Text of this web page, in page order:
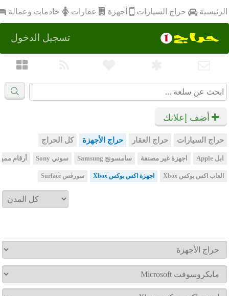
الرئيسية حراج السيارات أجهزة عقارات خادمات وعمالة
تسجيل الدخول
أضف إعلانك
حراج السيارات حراج العقار حراج الأجهزة كل الحراج
ابل Apple اجهزة غير مصنفة سامسونج Samsung سوني Sony أرقام
العاب اكس بوكس Xbox اجهزة اكس بوكس Xbox سورفس Surface